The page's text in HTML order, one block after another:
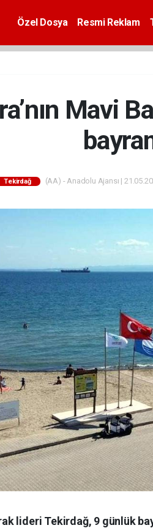
Özel Dosya Resmi Reklam
Mavi
Tekirdağ (AA) - Anadolu Ajansı |
lideri Tekirdağ, 9 günlük